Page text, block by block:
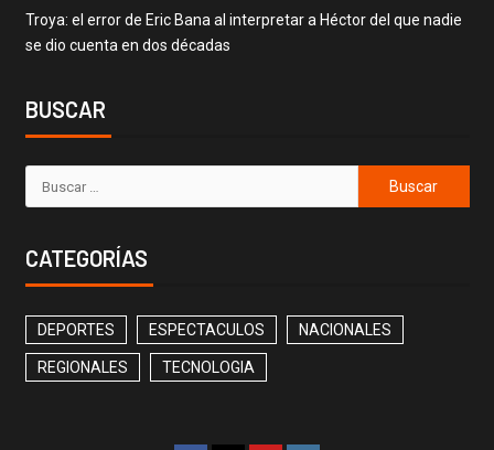
Troya: el error de Eric Bana al interpretar a Héctor del que nadie
se dio cuenta en dos décadas
BUSCAR
CATEGORÍAS
DEPORTES ESPECTACULOS NACIONALES
REGIONALES TECNOLOGIA